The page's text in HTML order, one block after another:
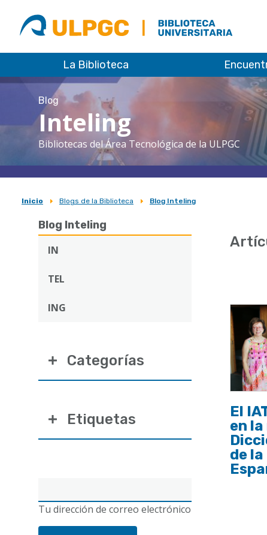
ULPGC
Biblioteca
ULPGC
La Biblioteca
Blog
Inteling
Bibliotecas del Área Tecnológica de la ULPGC
Sobrescribir
enlaces
ayuda
Inicio Blogs de la Biblioteca Blog Inteling
Blog Inteling
IN
TEL
ING
electrónico
Tu dirección de correo electrónico
Categorías
Etiquetas
El
en
de